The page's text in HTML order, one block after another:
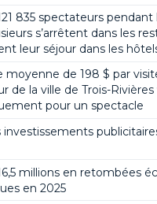
835 spectateurs pendant
s’arrêtent dans les
leur séjour dans les
moyenne de 198 $ par
de la ville de Trois-
pour un spectacle
investissements
millions en retombées
en 2025